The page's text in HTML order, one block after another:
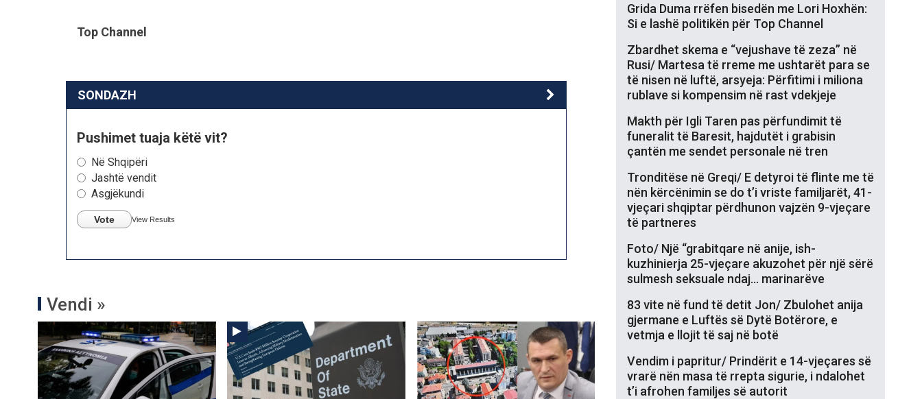
Top Channel
SONDAZH
Pushimet tuaja këtë vit?
Në Shqipëri
Jashtë vendit
Asgjëkundi
Vote View Results
Vendi »
Grida Duma rrëfen bisedën me Lori Hoxhën:
Si e lashë politikën për Top Channel
Zbardhet skema e “vejushave të zeza” në
Rusi/ Martesa të rreme me ushtarët para se
të nisen në luftë, arsyeja: Përfitimi i miliona
rublave si kompensim në rast vdekjeje
Makth për Igli Taren pas përfundimit të
funeralit të Baresit, hajdutët i grabisin
çantën me sendet personale në tren
Tronditëse në Greqi/ E detyroi të flinte me të
nën kërcënimin se do t’i vriste familjarët, 41-
vjeçari shqiptar përdhunon vajzën 9-vjeçare
të partneres
Foto/ Një “grabitqare në anije, ish-
kuzhinierja 25-vjeçare akuzohet për një sërë
sulmesh seksuale ndaj… marinarëve
83 vite në fund të detit Jon/ Zbulohet anija
gjermane e Luftës së Dytë Botërore, e
vetmja e llojit të saj në botë
Vendim i papritur/ Prindërit e 14-vjeçares së
vrarë nën masa të rrepta sigurie, i ndalohet
t’i afrohen familjes së autorit